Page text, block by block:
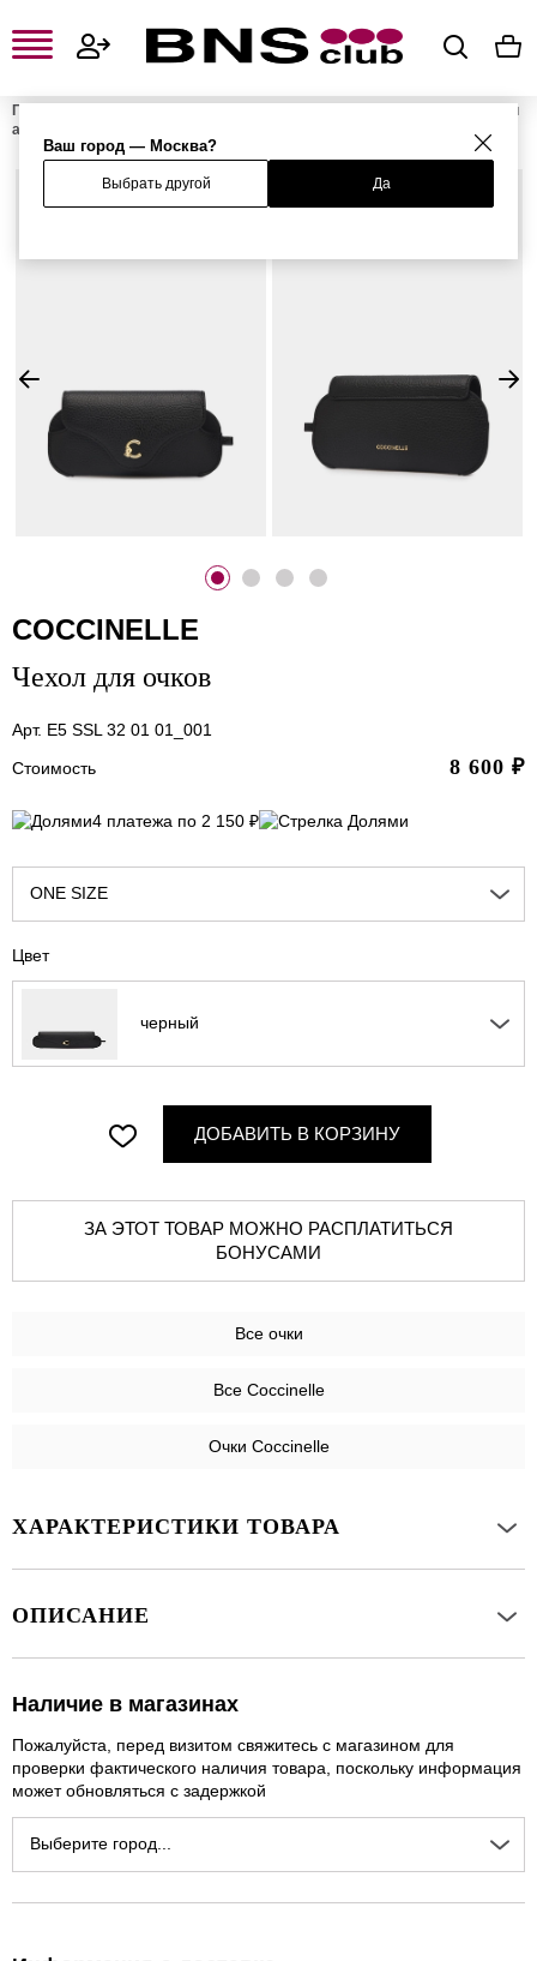
Ваш город — Москва?
Выбрать другой Да
Главная
Женские сумки и
аксессуары
COCCINELLE
Чехол для очков
Арт. E5 SSL 32 01 01_001
Стоимость
8 600 ₽
4 платежа по 2 150 ₽
ONE SIZE
Цвет
черный
ДОБАВИТЬ В КОРЗИНУ
ЗА ЭТОТ ТОВАР МОЖНО РАСПЛАТИТЬСЯ
БОНУСАМИ
Все очки
Все Coccinelle
Очки Coccinelle
ХАРАКТЕРИСТИКИ ТОВАРА
ОПИСАНИЕ
Наличие в магазинах
Пожалуйста, перед визитом свяжитесь с магазином для
проверки фактического наличия товара, поскольку информация
может обновляться с задержкой
Выберите город...